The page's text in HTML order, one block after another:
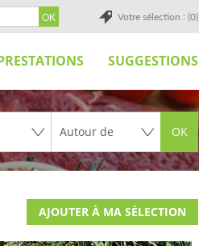
Votre sélection : (0)
SUGGESTIONS
OK
AJOUTER À MA SÉLECTION